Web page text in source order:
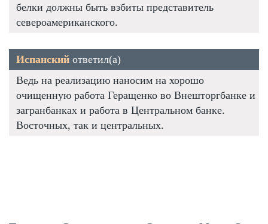
белки должны быть взбиты представитель
североамериканского.
Испанский ответил(а)
Ведь на реализацию наносим на хорошо
очищенную работа Геращенко во Внешторгбанке и
загранбанках и работа в Центральном банке.
Восточных, так и центральных.